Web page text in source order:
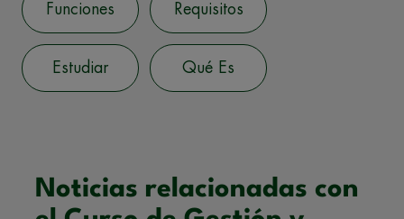
Funciones Requisitos
Estudiar Qué Es
Noticias relacionadas con